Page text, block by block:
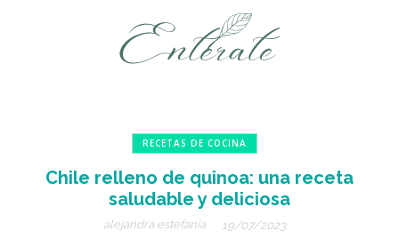
RECETAS DE COCINA
Chile relleno de quinoa: una receta
saludable y deliciosa
alejandra estefanía 19/07/2023